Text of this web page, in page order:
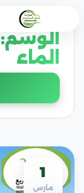
الوسم:
الماء
1
مارس